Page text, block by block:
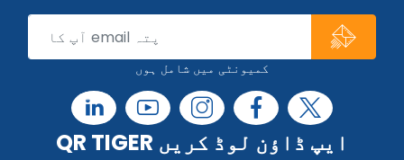
کمیونٹی میں شامل ہوں
QR TIGER ایپ ڈاؤن لوڈ کریں